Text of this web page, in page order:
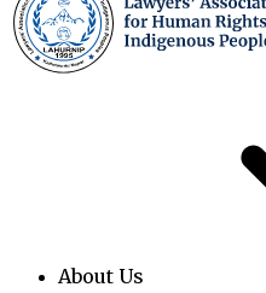
About Us